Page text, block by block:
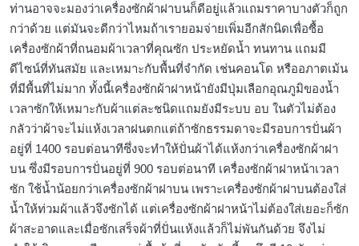
ท่านอาจจะมองว่าเครื่องซักผ้าฝาบนก็ดีอยู่แล้วแถมราคาบางตัวก็ถูก
กว่าด้วย แต่มันจะดีกว่าไหมถ้าเรายอมจ่ายเพิ่มอีกสักนิดเพื่อซื้อ
เครื่องซักผ้าที่ถนอมผ้าเวลาที่คุณซัก ประหยัดน้ำ ทนทาน แถมมี
ดีไซน์ที่ทันสมัย และเหมาะกับพื้นที่จำกัด เช่นคอนโด หรืออภาตเม้น
ที่มีพื้นที่ไม่มาก ทั้งนี้เครื่องซักผ้าฝาหน้ายังมีปุ่มเลือกอุณภูมิของน้ำ
เวลาซักให้เหมาะกับผ้าแต่ละชนิดแถมยังมีระบบ อบ ในตัวไม่ต้อง
กลัวว่าผ้าจะไม่แห้งเวลาฝนตกแต่ถ้าซักธรรมดาจะมีรอบการปั่นผ้า
อยู่ที่ 1400 รอบต่อนาทีซึ่งจะทำให้ปั่นผ้าได้แห้งกว่าเครื่องซักผ้าฝา
บน ซึ่งมีรอบการปั่นอยู่ที่ 900 รอบต่อนาที เครื่องซักผ้าฝาหน้าเวลา
ซัก ใช้น้ำน้อยกว่าเครื่องซักผ้าฝาบน เพราะเครื่องซักผ้าฝาบนต้องใส่
น้ำให้ท่วมผ้าแล้วจึงซักได้ แต่เครื่องซักผ้าฝาหน้าไม่ต้องใส่เยอะก็ซัก
ผ้าสะอาดและเมื่อซักเสร็จผ้าที่ปั่นแห้งแล้วก็ไม่พันกันด้วย จึงไม่